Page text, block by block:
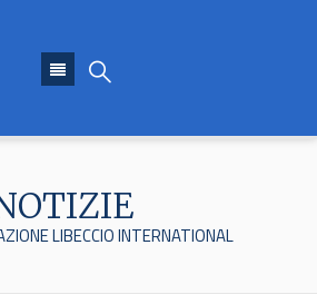
LIBECCIO INTERNATIONAL